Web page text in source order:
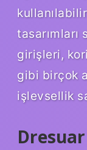
girişleri,
gibi birçok
işlevsellik